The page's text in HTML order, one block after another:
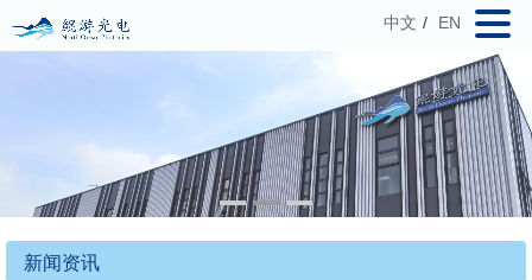
中文 / EN
新闻资讯